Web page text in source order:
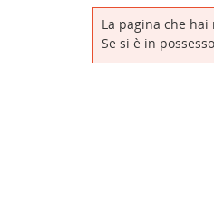
L'INDUSTRIA E IL
PISTOIA E PRATO
SEDI E CONTATTI
ABOUT US
La pagina che
Se si è in